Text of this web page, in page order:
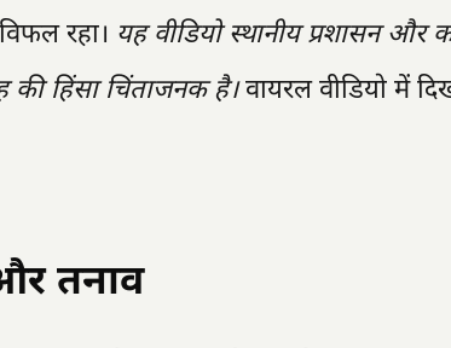
रहा। यह वीडियो स्थानीय प्रशासन और
हिंसा चिंताजनक है।वायरल वीडियो में
तनाव